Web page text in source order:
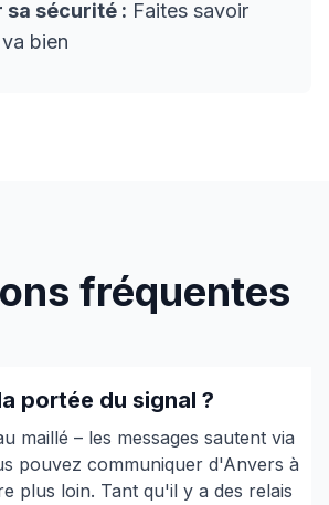
sa sécurité : Faites savoir
bien
fréquentes
portée du signal ?
maillé – les messages sautent via
pouvez communiquer d'Anvers à
plus loin. Tant qu'il y a des relais